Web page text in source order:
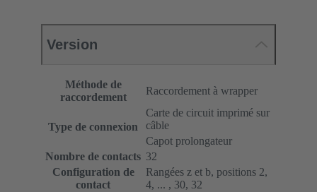
Version
Méthode de
raccordement
Raccordement à wrapper
Type de connexion
Carte de circuit imprimé sur
câble
Capot prolongateur
Nombre de contacts 32
Configuration de
contact
Rangées z et b, positions 2,
4, ... , 30, 32